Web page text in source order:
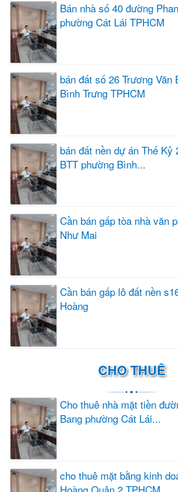
Bán nhà số 40 đường
phường Cát Lái TPHCM
bán đất số 26 Trương Văn
Bình Trưng TPHCM
bán đất nền dự án Thế Kỷ
BTT phường Bình...
Cần bán gấp tòa nhà văn
Như Mai
Cần bán gấp lô đất nền
Hoàng
CHO THUÊ
Cho thuê nhà mặt tiền
Bang phường Cát Lái...
cho thuê mặt bằng kinh